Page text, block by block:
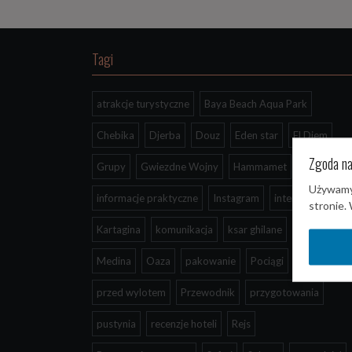
Tagi
atrakcje turystyczne Baya Beach Aqua Park
Chebika Djerba Douz Eden star El Djem
Grupy Gwiezdne Wojny Hammamet
informacje praktyczne Instagram internet
Kartagina komunikacja ksar ghilane Louages
Medina Oaza pakowanie Pociągi
przed wylotem Przewodnik przygotowania
pustynia recenzje hoteli Rejs
Zgoda
stronie.